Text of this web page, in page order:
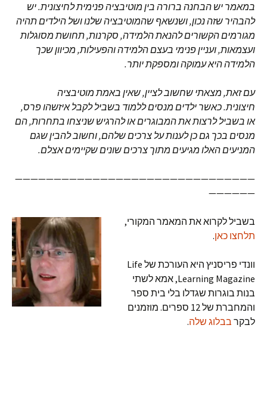
במאמר יש הבחנה ברורה בין מוטיבציה פנימית לחיצונית.יש
להבהיר שזה נכון,ושנשאף שהמוטיבציה שלנו ושל הילדים תהיה
מגורמים הקשורים להנאת הלמידה, סקרנות,תחושת מסוגלות
ועצמאות,ועניין פנימי בעצם הלמידה והפעילות, מכיוון שכך
הלמידה היא עמוקה ומספקת יותר.
עם זאת, מצאתי שחשוב לציין,שאין באמת מוטיבציה
חיצונית.כאשר ילדים מנסים ללמוד בשביל לקבל איזשהו פרס,
או בשביל לרצות את המבוגרים או להרגיש שניצחו בתחרות,הם
מנסים בכך גם כן לענות על צרכים שלהם,וחשוב להבין שגם
המניעים האלו מגיעים מתוך צרכים שונים שקיימים אצלם.
———————————————————————————————
——————
בשביל לקרוא את המאמר המקורי,
תלחצו כאן.
וונדי פריסניץ היא העורכת של Life
Learning Magazine, אמא לשתי
בנות בוגרות שגדלו בלי בית ספר
והמחברת של 12 ספרים. מוזמנים
לבקר בבלוג שלה.